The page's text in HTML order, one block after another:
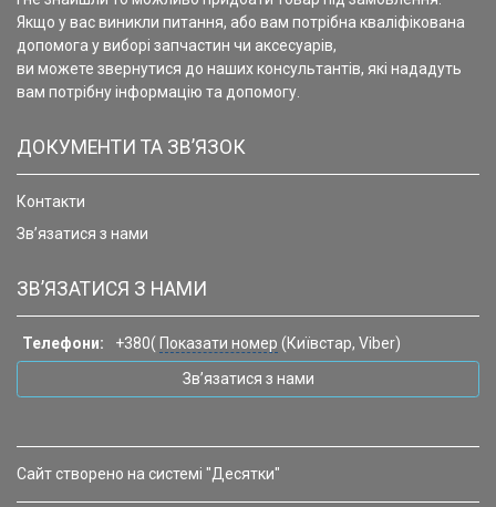
Якщо у вас виникли питання, або вам потрібна кваліфікована
допомога у виборі запчастин чи аксесуарів,
ви можете звернутися до наших консультантів, які нададуть
вам потрібну інформацію та допомогу.
ДОКУМЕНТИ ТА ЗВ’ЯЗОК
Контакти
Зв’язатися з нами
ЗВ’ЯЗАТИСЯ З НАМИ
Телефони: +380( Показати номер (Київстар, Viber)
Зв’язатися з нами
Сайт створено на системі "Десятки"